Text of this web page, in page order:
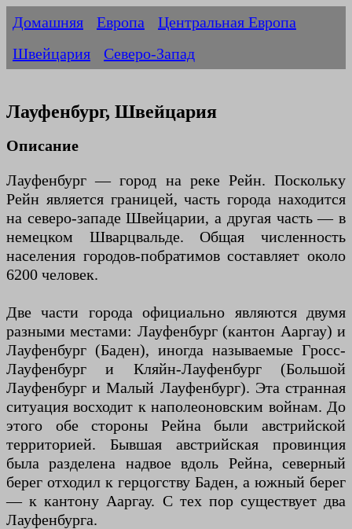
Домашняя Европа
Центральная Европа
Швейцария
Северо-Запад
Лауфенбург, Швейцария
Описание
Лауфенбург — город на реке Рейн. Поскольку
Рейн является границей, часть города находится
на северо-западе Швейцарии, а другая часть — в
немецком Шварцвальде. Общая численность
населения городов-побратимов составляет около
6200 человек.
Две части города официально являются двумя
разными местами: Лауфенбург (кантон Ааргау) и
Лауфенбург (Баден), иногда называемые Гросс-
Лауфенбург и Кляйн-Лауфенбург (Большой
Лауфенбург и Малый Лауфенбург). Эта странная
ситуация восходит к наполеоновским войнам. До
этого обе стороны Рейна были австрийской
территорией. Бывшая австрийская провинция
была разделена надвое вдоль Рейна, северный
берег отходил к герцогству Баден, а южный берег
— к кантону Ааргау. С тех пор существует два
Лауфенбурга.